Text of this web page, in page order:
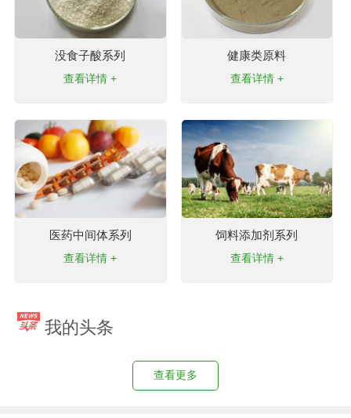
没食子酸系列
查看详情 +
健康类原料
查看详情 +
医药中间体系列
查看详情 +
饲料添加剂系列
查看详情 +
我的头条
查看更多